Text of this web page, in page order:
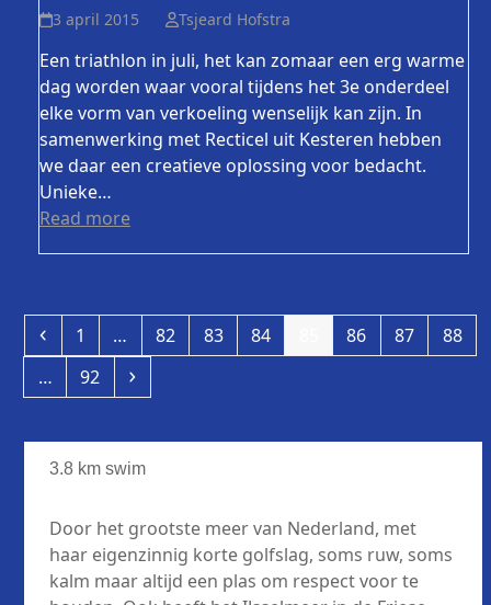
3 april 2015 Tsjeard Hofstra
Een triathlon in juli, het kan zomaar een erg warme
dag worden waar vooral tijdens het 3e onderdeel
elke vorm van verkoeling wenselijk kan zijn. In
samenwerking met Recticel uit Kesteren hebben
we daar een creatieve oplossing voor bedacht.
Unieke…
Read more
Previous
Page
1 … Page
82 Page
83 Page
84 Page
86 Page
87 Page
88
…
Page
92 Next
3.8 km swim
Door het grootste meer van Nederland, met
haar eigenzinnig korte golfslag, soms ruw, soms
kalm maar altijd een plas om respect voor te